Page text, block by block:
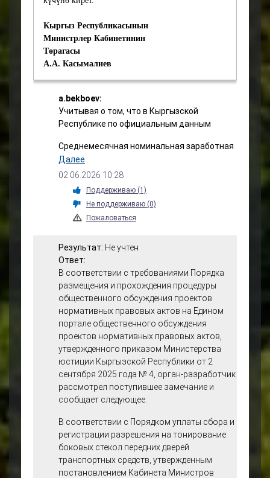
Кыргыз Республикасынын
Министрлер Кабинетинин
Төрагасы
А.А. Касымалиев
a.bekboev:
Учитывая о том, что в Кыргызской
Республике по официальным данным
Среднемесячная номинальная заработная
плата работников предприятий и
организаций Кыргызстана (без учета
малых предприятий) в январе – феврале
2026 года составила 45 тысяч 734 сома.
С учетом инфляции рост оказался более
выросла на 5,6%, что отражает влияние
ценовой динамики на доходы населения.
При этом, прожиточный минимум в
Кыргызстане приблизился к 9.3 тысячи
сомов
Учитывая, что предлагаемой редакцией
оплата за тонировку будет установлена в
районе 35 тыс. сом, то человек официально
будет 2 месяца голодать, первый месяц
оплата за тонировку, второй месяц пока не
получит заработную плату.
внести изменения в части оплаты по
полугодию, к примеру: тонировка на пол
года 15 000 сом или ежеквартально, по
9000 сом, на время летнего периода когда
Далее
02.06.2026 10:28
Поддерживаю (1)
Не поддерживаю (0)
Пожаловаться
Результат: Не учтен
Ответ:
В соответствии с требованиями Порядка
размещения и прохождения процедуры
общественного обсуждения проектов
нормативных правовых актов на Едином
портале общественного обсуждения
проектов нормативных правовых актов,
утвержденного приказом Министерства
юстиции Кыргызской Республики от 2
сентября 2025 года № 4, орган-разработчик
рассмотрел поступившее замечание и
сообщает следующее.
В соответствии с Порядком уплаты сбора и
регистрации разрешения на тонирование
боковых стекол передних дверей
транспортных средств, утвержденным
постановлением Кабинета Министров